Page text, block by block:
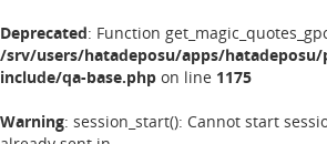
Deprecated: Function
/srv/users/hatadeposu/apps/
include/qa-base.php on line 1175
Warning: session_start(): Cannot start